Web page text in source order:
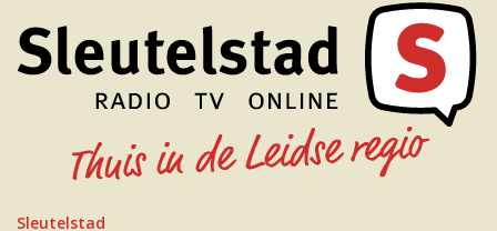
Sleutelstad